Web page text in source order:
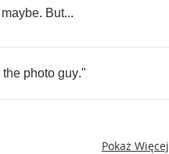
maybe. But...
the photo guy."
Pokaż Więcej